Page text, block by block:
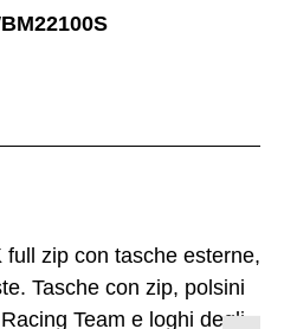
zip con tasche esterne,
Tasche con zip, polsini
Team e loghi degli